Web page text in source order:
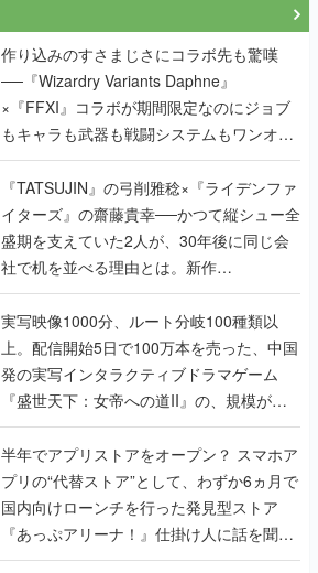
作り込みのすさまじさにコラボ先も驚嘆
──『Wizardry Variants Daphne』
×『FFXI』コラボが期間限定なのにジョブ
もキャラも武器も戦闘システムもワンオフ
で作り込まれた理由を両ディレクターに聞
く
『TATSUJIN』の弓削雅稔×『ライデンファ
イターズ』の齋藤貴幸──かつて縦シュー全
盛期を支えていた2人が、30年後に同じ会
社で机を並べる理由とは。新作
『TATSUJIN EXTREME』で初タッグを組
んだレジェンド2人に訊く開発秘話
実写映像1000分、ルート分岐100種類以
上。配信開始5日で100万本を売った、中国
発の実写インタラクティブドラマゲーム
『盛世天下：女帝への道II』の、規模が違
うこだわりをプロデューサーに聞いた
半年でアプリストアをオープン？ スマホア
プリの“代替ストア”として、わずか6ヵ月で
国内向けローンチを行った発見型ストア
『あっぷアリーナ！』仕掛け人に話を聞い
てみた